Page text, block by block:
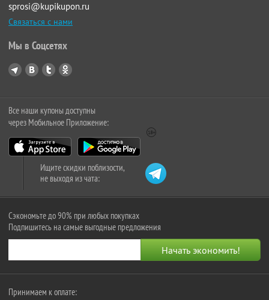
sprosi@kupikupon.ru
Связаться с нами
Мы в Соцсетях
Все наши купоны доступны
через Мобильное Приложение:
Ищите скидки поблизости,
не выходя из чата:
Сэкономьте до 90% при любых покупках
Подпишитесь на самые выгодные предложения
Принимаем к оплате: